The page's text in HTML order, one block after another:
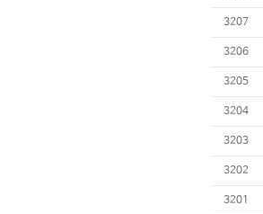
3207
3206
3205
3204
3203
3202
3201